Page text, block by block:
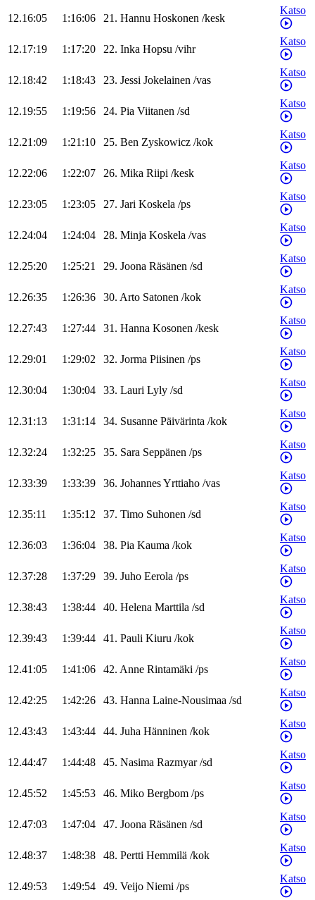
12.16:05 1:16:06 21. Hannu Hoskonen /kesk
Katso
12.17:19 1:17:20 22. Inka Hopsu /vihr
Katso
12.18:42 1:18:43 23. Jessi Jokelainen /vas
Katso
12.19:55 1:19:56 24. Pia Viitanen /sd
Katso
12.21:09 1:21:10 25. Ben Zyskowicz /kok
Katso
12.22:06 1:22:07 26. Mika Riipi /kesk
Katso
12.23:05 1:23:05 27. Jari Koskela /ps
Katso
12.24:04 1:24:04 28. Minja Koskela /vas
Katso
12.25:20 1:25:21 29. Joona Räsänen /sd
Katso
12.26:35 1:26:36 30. Arto Satonen /kok
Katso
12.27:43 1:27:44 31. Hanna Kosonen /kesk
Katso
12.29:01 1:29:02 32. Jorma Piisinen /ps
Katso
12.30:04 1:30:04 33. Lauri Lyly /sd
Katso
12.31:13 1:31:14 34. Susanne Päivärinta /kok
Katso
12.32:24 1:32:25 35. Sara Seppänen /ps
Katso
12.33:39 1:33:39 36. JohannesYrttiaho /vas
Katso
12.35:11 1:35:12 37. Timo Suhonen /sd
Katso
12.36:03 1:36:04 38. Pia Kauma /kok
Katso
12.37:28 1:37:29 39. Juho Eerola /ps
Katso
12.38:43 1:38:44 40. Helena Marttila /sd
Katso
12.39:43 1:39:44 41. Pauli Kiuru /kok
Katso
12.41:05 1:41:06 42. Anne Rintamäki /ps
Katso
12.42:25 1:42:26 43. Hanna Laine-Nousimaa /sd
Katso
12.43:43 1:43:44 44. Juha Hänninen /kok
Katso
12.44:47 1:44:48 45. Nasima Razmyar/sd
Katso
12.45:52 1:45:53 46. Miko Bergbom /ps
Katso
12.47:03 1:47:04 47. Joona Räsänen /sd
Katso
12.48:37 1:48:38 48. Pertti Hemmilä /kok
Katso
12.49:53 1:49:54 49. Veijo Niemi /ps
Katso